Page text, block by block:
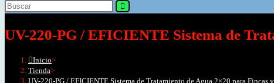
de
la
Buscar
esta
UV-220-PG / EFICIENTE Sistema de
Inicio>
Tienda>
UV-220-PG / EFICIENTE Sistema de Tratamiento de Agua 2×20 para Fincas y